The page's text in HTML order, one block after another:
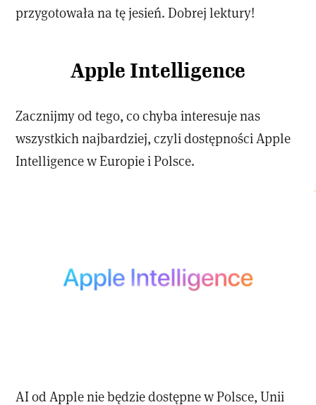
przygotowała na tę jesień. Dobrej lektury!
Apple Intelligence
Zacznijmy od tego, co chyba interesuje nas
wszystkich najbardziej, czyli dostępności Apple
Intelligence w Europie i Polsce.
AI od Apple nie będzie dostępne w Polsce, Unii